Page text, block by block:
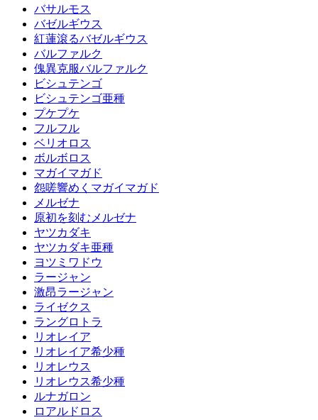
バサルモス
バゼルギウス
紅蓮滾るバゼルギウス
バルファルク
傀異克服バルファルク
ビシュテンゴ
ビシュテンゴ亜種
プケプケ
フルフル
ベリオロス
ボルボロス
マガイマガド
怨嗟響めくマガイマガド
メルゼナ
原初を刻むメルゼナ
ヤツカダキ
ヤツカダキ亜種
ヨツミワドウ
ラージャン
激昂ラージャン
ライゼクス
ラングロトラ
リオレイア
リオレイア希少種
リオレウス
リオレウス希少種
ルナガロン
ロアルドロス